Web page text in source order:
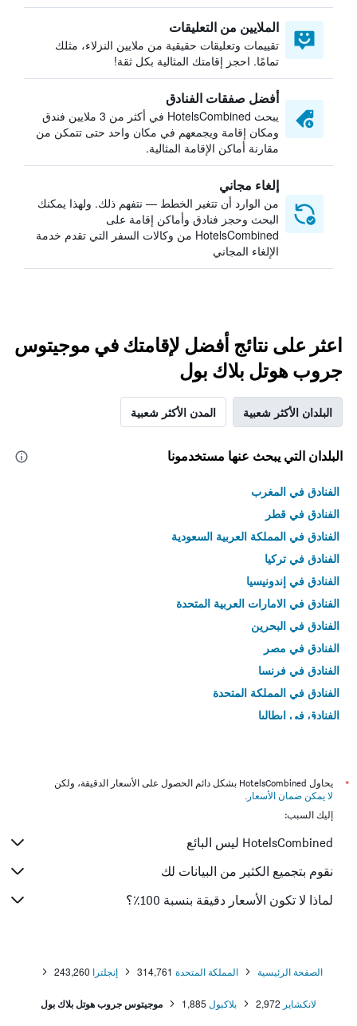
الملايين من التعليقات
تقييمات وتعليقات حقيقية من ملايين النزلاء، مثلك
تمامًا. احجز إقامتك المثالية بكل ثقة!
أفضل صفقات الفنادق
يبحث HotelsCombined في أكثر من 3 ملايين فندق
ومكان إقامة ويجمعهم في مكان واحد حتى تتمكن من
مقارنة أماكن الإقامة المثالية.
إلغاء مجاني
من الوارد أن تتغير الخطط — نتفهم ذلك. ولهذا يمكنك
البحث وحجز فنادق وأماكن إقامة على
HotelsCombined من وكالات السفر التي تقدم خدمة
الإلغاء المجاني
اعثر على نتائج أفضل لإقامتك في موجيتوس
جروب هوتل بلاك بول
البلدان الأكثر شعبية المدن الأكثر شعبية
البلدان التي يبحث عنها مستخدمونا
الفنادق في المغرب
الفنادق في قطر
الفنادق في المملكة العربية السعودية
الفنادق في تركيا
الفنادق في إندونيسيا
الفنادق في الامارات العربية المتحدة
الفنادق في البحرين
الفنادق في مصر
الفنادق في فرنسا
الفنادق في المملكة المتحدة
الفنادق في إيطاليا
*
يحاول HotelsCombined بشكل دائم الحصول على الأسعار الدقيقة، ولكن
لا يمكن ضمان الأسعار .
إليك السبب:
HotelsCombined ليس البائع
نقوم بتجميع الكثير من البيانات لك
لماذا لا تكون الأسعار دقيقة بنسبة 100٪؟
الصفحة الرئيسية المملكة المتحدة 314,761 إنجلترا 243,260
لانكشاير 2,972 بلاكبول 1,885 موجيتوس جروب هوتل بلاك بول